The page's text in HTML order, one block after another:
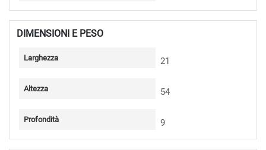
DIMENSIONI E PESO
Larghezza 21
Altezza 54
Profondità 9